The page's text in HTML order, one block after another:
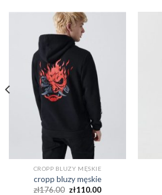
CROPP BLUZY MĘSKIE
cropp bluzy męskie
zł176.00 zł110.00